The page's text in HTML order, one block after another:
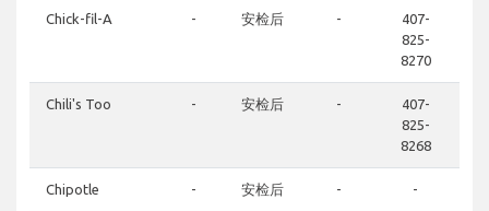
Chick-fil-A - 安检后 -
407-
825-
8270
Chili's Too - 安检后 -
407-
825-
8268
Chipotle - 安检后 - -